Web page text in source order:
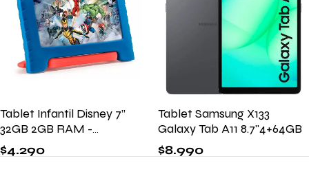
Tablet Infantil Disney 7”
32GB 2GB RAM -
Avengers
$4.290
Tablet Samsung X133
Galaxy Tab A11 8.7"4+64GB
$8.990